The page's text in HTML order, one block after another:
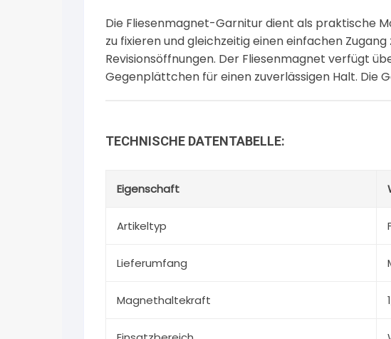
Die Fliesenmagnet-Garnitur dient als praktische
zu fixieren und gleichzeitig einen einfachen
Revisionsöffnungen. Der Fliesenmagnet verfügt
Gegenplättchen für einen zuverlässigen Halt. Die
TECHNISCHE DATENTABELLE:
Eigenschaft
Artikeltyp
Lieferumfang
Magnethaltekraft